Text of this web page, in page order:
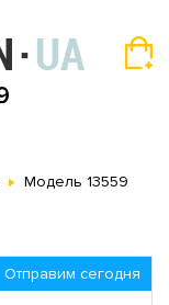
Модель 13559
Отправим сегодня